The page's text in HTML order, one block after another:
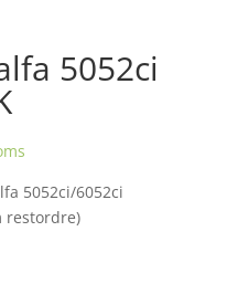
5052ci
5052ci/6052ci
restordre)